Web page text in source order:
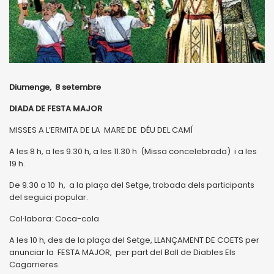
Diumenge, 8 setembre
DIADA DE FESTA MAJOR
MISSES A L’ERMITA DE LA MARE DE DÉU DEL CAMÍ
A les 8 h, a les 9.30 h, a les 11.30 h (Missa concelebrada) i a les
19 h.
De 9.30 a 10 h, a la plaça del Setge, trobada dels participants
del seguici popular.
Col·labora: Coca-cola
A les 10 h, des de la plaça del Setge, LLANÇAMENT DE COETS per
anunciar la FESTA MAJOR, per part del Ball de Diables Els
Cagarrieres.